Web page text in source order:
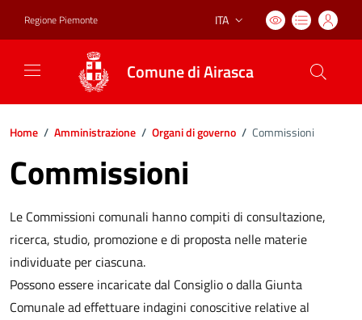
Regione Piemonte Lingua attiva:
ITA
Comune di Airasca
Home / Amministrazione / Organi di governo / Commissioni
Commissioni
Le Commissioni comunali hanno compiti di consultazione,
ricerca, studio, promozione e di proposta nelle materie
individuate per ciascuna.
Possono essere incaricate dal Consiglio o dalla Giunta
Comunale ad effettuare indagini conoscitive relative al